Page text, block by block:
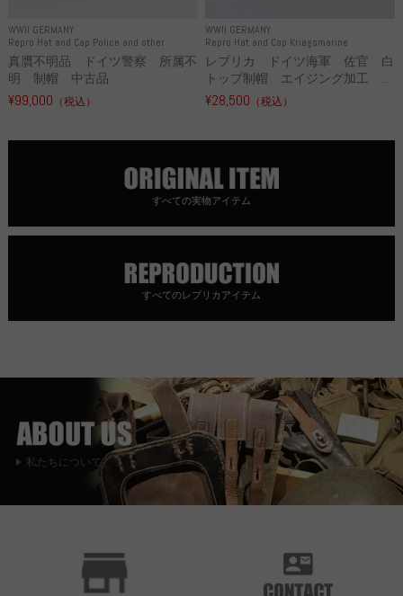
WWII GERMANY
Repro Hat and Cap Police and other
真贋不明品 ドイツ警察 所属不
明 制帽 中古品
¥99,000 （税込）
WWII GERMANY
Repro Hat and Cap Kriegsmarine
レプリカ ドイツ海軍 佐官 白
トップ制帽 エイジング加工 ...
¥28,500 （税込）
すべての実物アイテム
すべてのレプリカアイテム
私たちについて